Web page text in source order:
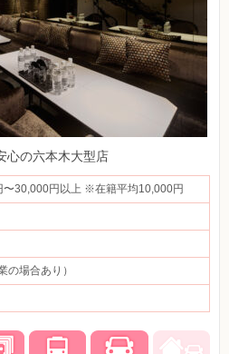
心の六本木大型店
〜30,000円以上 ※在籍平均10,000円
の場合あり）